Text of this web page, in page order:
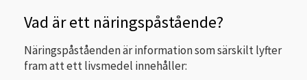
Vad är ett näringspåstående?
Näringspåståenden är information som särskilt lyfter
fram att ett livsmedel innehåller: